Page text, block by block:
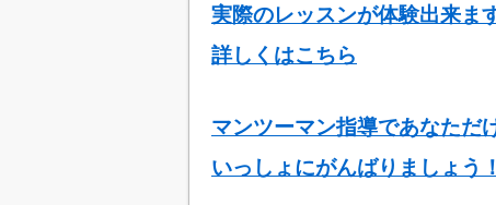
実際のレッスンが体験出来ま
詳しくはこちら
マンツーマン指導であなただ
いっしょにがんばりましょう！